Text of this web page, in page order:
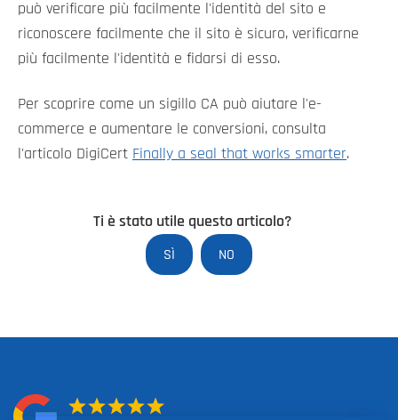
può verificare più facilmente l'identità del sito e
riconoscere facilmente che il sito è sicuro, verificarne
più facilmente l'identità e fidarsi di esso.
Per scoprire come un sigillo CA può aiutare l'e-
commerce e aumentare le conversioni, consulta
l'articolo DigiCert Finally a seal that works smarter.
Ti è stato utile questo articolo?
SÌ NO